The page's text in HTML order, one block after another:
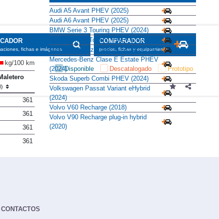
fichas e imágenes
COMPARADOR
precios, fichas y equipamiento
Disponible Descatalogado Prototipo
kg/100 km
361
361
361
361
Audi A5 Avant PHEV (2025)
Audi A6 Avant PHEV (2025)
BMW Serie 3 Touring PHEV (2024)
BMW Serie 5 Touring PHEV (2024)
Mercedes-Benz Clase C Estate e (2021)
Mercedes-Benz Clase E Estate PHEV
(2024)
Skoda Superb Combi PHEV (2024)
Volkswagen Passat Variant eHybrid
(2024)
Volvo V60 Recharge (2018)
Volvo V90 Recharge plug-in hybrid
(2020)
CONTACTOS